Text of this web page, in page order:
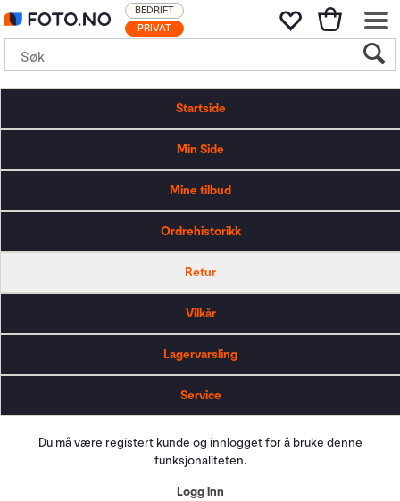
PRIVAT
BEDRIFT
Startside
Min Side
Mine tilbud
Ordrehistorikk
Retur
Vilkår
Lagervarsling
Service
Du må være registert kunde og innlogget for å bruke denne
funksjonaliteten.
Logg inn